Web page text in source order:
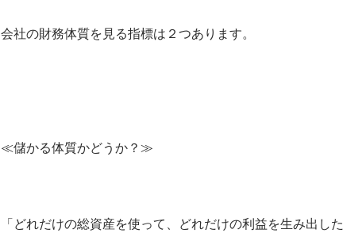
会社の財務体質を見る指標は２つあります。
≪儲かる体質かどうか？≫
「どれだけの総資産を使って、どれだけの利益を生み出した